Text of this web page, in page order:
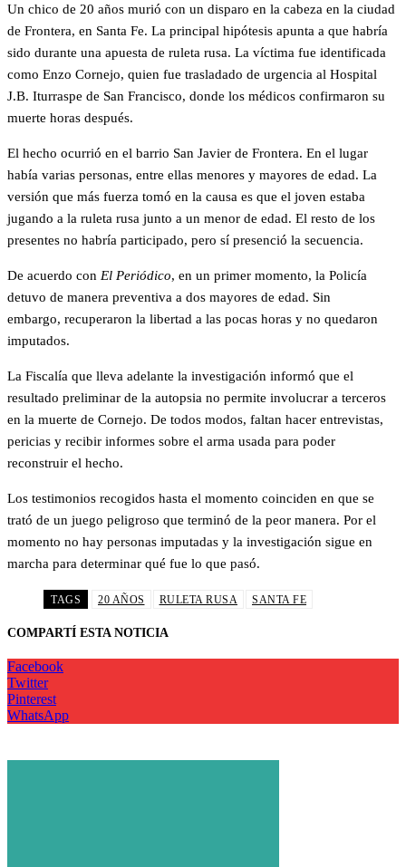
Un chico de 20 años murió con un disparo en la cabeza en la ciudad
de Frontera, en Santa Fe. La principal hipótesis apunta a que habría
sido durante una apuesta de ruleta rusa. La víctima fue identificada
como Enzo Cornejo, quien fue trasladado de urgencia al Hospital
J.B. Iturraspe de San Francisco, donde los médicos confirmaron su
muerte horas después.
El hecho ocurrió en el barrio San Javier de Frontera. En el lugar
había varias personas, entre ellas menores y mayores de edad. La
versión que más fuerza tomó en la causa es que el joven estaba
jugando a la ruleta rusa junto a un menor de edad. El resto de los
presentes no habría participado, pero sí presenció la secuencia.
De acuerdo con El Periódico, en un primer momento, la Policía
detuvo de manera preventiva a dos mayores de edad. Sin
embargo, recuperaron la libertad a las pocas horas y no quedaron
imputados.
La Fiscalía que lleva adelante la investigación informó que el
resultado preliminar de la autopsia no permite involucrar a terceros
en la muerte de Cornejo. De todos modos, faltan hacer entrevistas,
pericias y recibir informes sobre el arma usada para poder
reconstruir el hecho.
Los testimonios recogidos hasta el momento coinciden en que se
trató de un juego peligroso que terminó de la peor manera. Por el
momento no hay personas imputadas y la investigación sigue en
marcha para determinar qué fue lo que pasó.
TAGS 20 AÑOS RULETA RUSA SANTA FE
COMPARTÍ ESTA NOTICIA
Facebook
Twitter
Pinterest
WhatsApp